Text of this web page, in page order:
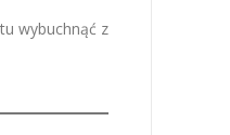
wybuchnąć z